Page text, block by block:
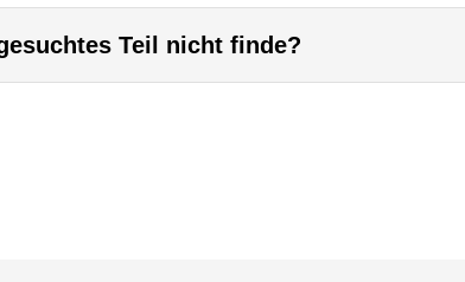
Teil nicht finde?